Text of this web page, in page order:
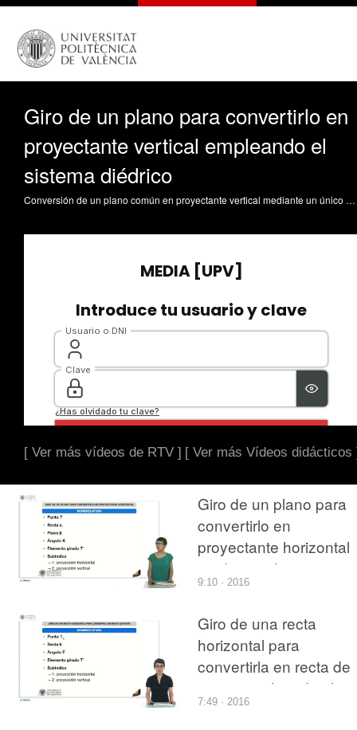
Giro de un plano para convertirlo en
proyectante vertical empleando el
sistema diédrico
Conversión de un plano común en proyectante vertical mediante un único giro. Medición del ángulo presente entre el plano y el plano horizontal de proyección. Defez Garcia, B. (2016). Giro de un plano para convertirlo en proyectante vertical empleando el sistema diédrico. https://riunet.upv.es/handle/10251/66943 DER
[ Ver más vídeos de RTV ] [ Ver más Vídeos didácticos
Giro de un plano para
convertirlo en
proyectante horizontal
mediante el sistema
9:10 · 2016
Giro de una recta
horizontal para
convertirla en recta de
punta empleando el
sistema diédrico
7:49 · 2016